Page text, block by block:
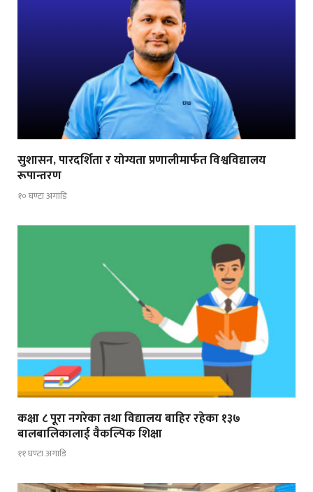
सुशासन, पारदर्शिता र योग्यता प्रणालीमार्फत विश्वविद्यालय
रूपान्तरण
१० घण्टा अगाडि
कक्षा ८ पूरा नगरेका तथा विद्यालय बाहिर रहेका १३७
बालबालिकालाई वैकल्पिक शिक्षा
११ घण्टा अगाडि